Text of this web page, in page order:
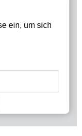
ein, um sich